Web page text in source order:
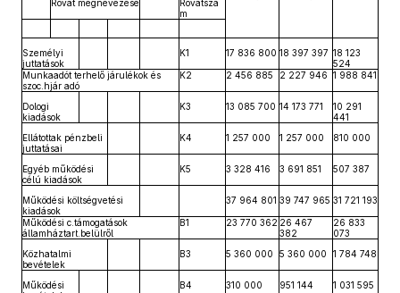
Rovat megnevezése
Rovatszá
m
Személyi
juttatások
K1 17 836 800 18 397 397 18 123
524
Munkaadót terhelő járulékok és
szoc.hjár adó
K2 2 456 885 2 227 946 1 988 841
Dologi
kiadások
K3 13 085 700 14 173 771
10 291
441
Ellátottak pénzbeli
juttatásai
K4 1 257 000 1 257 000 810 000
Egyéb működési
célú kiadások
K5 3 328 416 3 691 851 507 387
Működési költségvetési
kiadások
37 964 801 39 747 965 31 721 193
Működési c.támogatások
államháztart.belülről
B1 23 770 362 26 467
382
26 833
073
Közhatalmi
bevételek
B3 5 360 000 5 360 000 1 784 748
Működési
B4 310 000 951 144 1 031 595